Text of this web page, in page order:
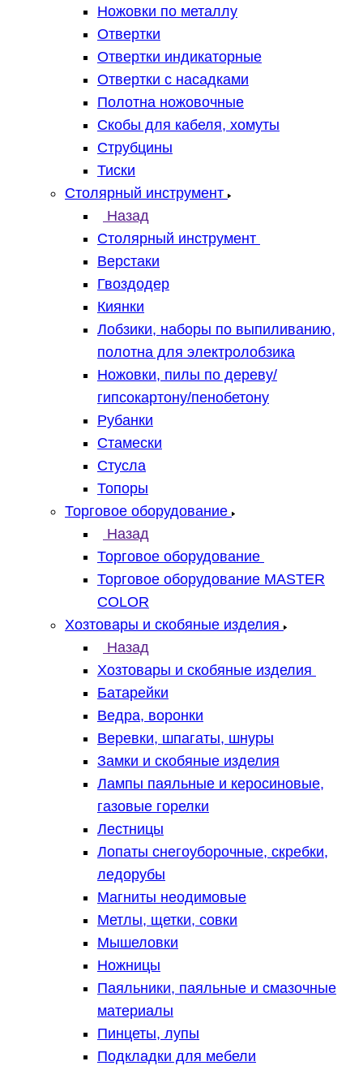
Ножовки по металлу
Отвертки
Отвертки индикаторные
Отвертки с насадками
Полотна ножовочные
Скобы для кабеля, хомуты
Струбцины
Тиски
Столярный инструмент
Назад
Столярный инструмент
Верстаки
Гвоздодер
Киянки
Лобзики, наборы по выпиливанию,
полотна для электролобзика
Ножовки, пилы по дереву/
гипсокартону/пенобетону
Рубанки
Стамески
Стусла
Топоры
Торговое оборудование
Назад
Торговое оборудование
Торговое оборудование MASTER
COLOR
Хозтовары и скобяные изделия
Назад
Хозтовары и скобяные изделия
Батарейки
Ведра, воронки
Веревки, шпагаты, шнуры
Замки и скобяные изделия
Лампы паяльные и керосиновые,
газовые горелки
Лестницы
Лопаты снегоуборочные, скребки,
ледорубы
Магниты неодимовые
Метлы, щетки, совки
Мышеловки
Ножницы
Паяльники, паяльные и смазочные
материалы
Пинцеты, лупы
Подкладки для мебели